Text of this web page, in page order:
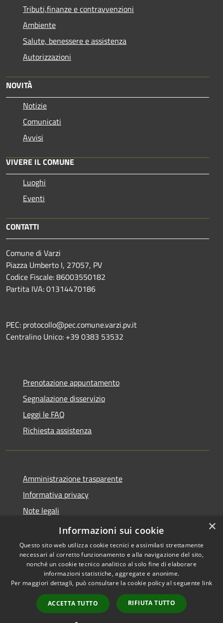
Tributi,finanze e contravvenzioni
Ambiente
Salute, benessere e assistenza
Autorizzazioni
NOVITÀ
Notizie
Comunicati
Avvisi
VIVERE IL COMUNE
Luoghi
Eventi
CONTATTI
Comune di Varzi
Piazza Umberto I, 27057, PV
Codice Fiscale: 86003550182
Partita IVA: 01314470186
PEC: protocollo@pec.comune.varzi.pv.it
Centralino Unico: +39 0383 53532
Prenotazione appuntamento
Segnalazione disservizio
Leggi le FAQ
Richiesta assistenza
Amministrazione trasparente
Informativa privacy
Note legali
Dichiarazione di accessibilità
Accessibilità
Copyright © 2026 • Comune di
Varzi • Powered by
Municipium•
Accesso
redazione
×
Informazioni sui cookie
Questo sito web utilizza cookie tecnici e assimilati strettamente
necessari al corretto funzionamento e alla navigazione del sito,
nonché un cookie tecnico analitico al solo fine di elaborare
informazioni statistiche, aggregate e anonime.
Per maggiori dettagli, può consultare la cookie policy al seguente link
ACCETTA TUTTO RIFIUTA TUTTO